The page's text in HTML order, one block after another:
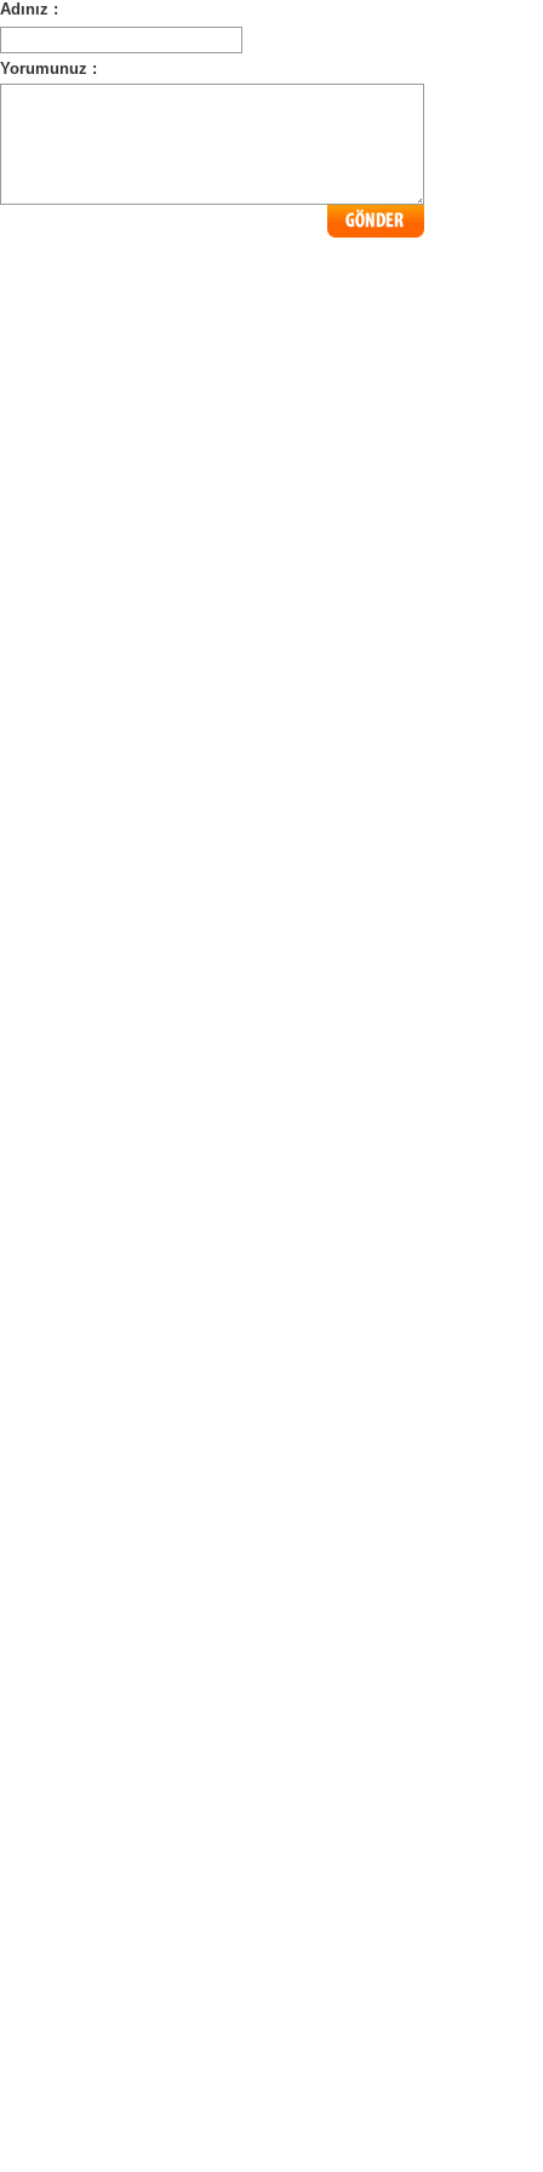
Adınız :
Yorumunuz :